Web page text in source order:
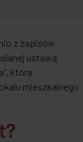
z zapisów
ustawą
która
mieszkalnego